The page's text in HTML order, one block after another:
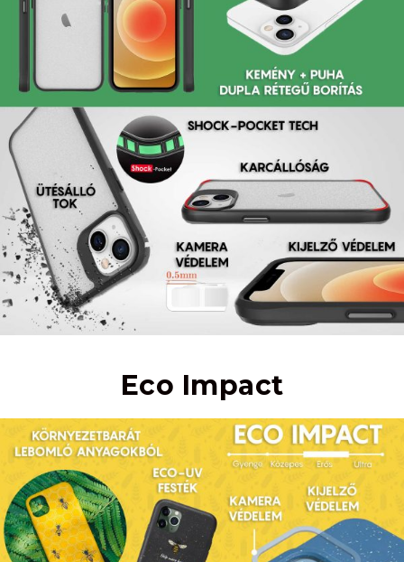
Eco Impact